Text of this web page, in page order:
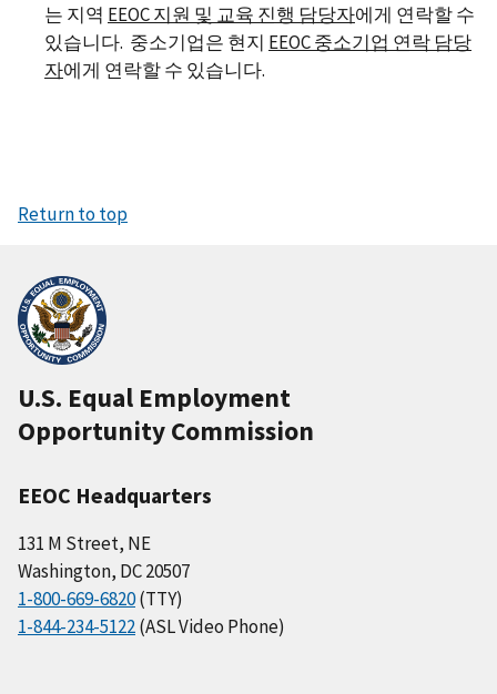
는 지역 EEOC지원 및 교육 진행 담당자에게 연락할 수
있습니다. 중소기업은 현지 EEOC중소기업 연락 담당
자에게 연락할 수 있습니다.
Return to top
U.S. Equal Employment
Opportunity Commission
EEOC Headquarters
131 M Street, NE
Washington, DC 20507
1-800-669-6820(TTY)
1-844-234-5122(ASL Video Phone)